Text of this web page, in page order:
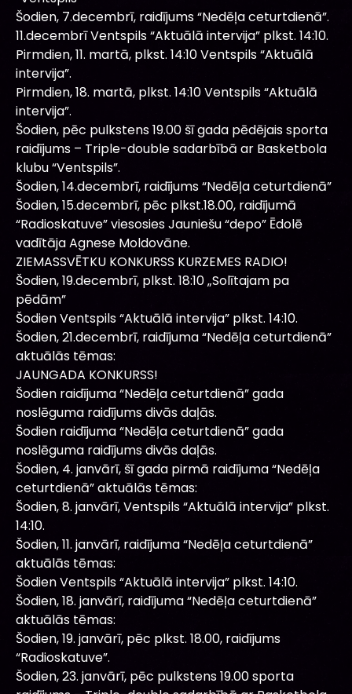
Šodien, 7.decembrī, raidījums “Nedēļa ceturtdienā”.
11.decembrī Ventspils “Aktuālā intervija” plkst. 14:10.
Pirmdien, 11. martā, plkst. 14:10 Ventspils “Aktuālā
intervija”.
Pirmdien, 18. martā, plkst. 14:10 Ventspils “Aktuālā
intervija”.
Šodien, pēc pulkstens 19.00 šī gada pēdējais sporta
raidījums – Triple-double sadarbībā ar Basketbola
klubu “Ventspils”.
Šodien, 14.decembrī, raidījums “Nedēļa ceturtdienā”
Šodien, 15.decembrī, pēc plkst.18.00, raidījumā
“Radioskatuve” viesosies Jauniešu “depo” Ēdolē
vadītāja Agnese Moldovāne.
ZIEMASSVĒTKU KONKURSS KURZEMES RADIO!
Šodien, 19.decembrī, plkst. 18:10 „Solītajam pa
pēdām”
Šodien Ventspils “Aktuālā intervija” plkst. 14:10.
Šodien, 21.decembrī, raidījuma “Nedēļa ceturtdienā”
aktuālās tēmas:
JAUNGADA KONKURSS!
Šodien raidījuma “Nedēļa ceturtdienā” gada
noslēguma raidījums divās daļās.
Šodien raidījuma “Nedēļa ceturtdienā” gada
noslēguma raidījums divās daļās.
Šodien, 4. janvārī, šī gada pirmā raidījuma “Nedēļa
ceturtdienā” aktuālās tēmas:
Šodien, 8. janvārī, Ventspils “Aktuālā intervija” plkst.
14:10.
Šodien, 11. janvārī, raidījuma “Nedēļa ceturtdienā”
aktuālās tēmas:
Šodien Ventspils “Aktuālā intervija” plkst. 14:10.
Šodien, 18. janvārī, raidījuma “Nedēļa ceturtdienā”
aktuālās tēmas:
Šodien, 19. janvārī, pēc plkst. 18.00, raidījums
“Radioskatuve”.
Šodien, 23. janvārī, pēc pulkstens 19.00 sporta